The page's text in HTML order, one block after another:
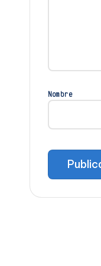
Nombre